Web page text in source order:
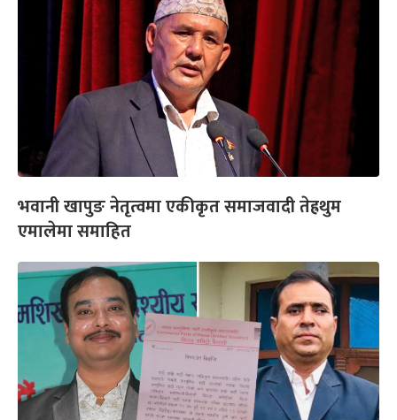
भवानी खापुङ नेतृत्वमा एकीकृत समाजवादी तेह्रथुम
एमालेमा समाहित